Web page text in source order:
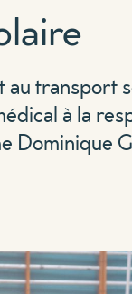
au transport
à la
Dominique